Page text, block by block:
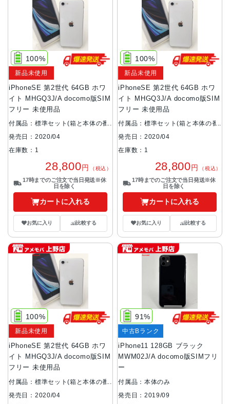
iPhoneSE 第2世代 64GB ホワ
イト MHGQ3J/A docomo版SIM
フリー 未使用品
100%
新品未使用
付属品：標準セット(箱と本体の番
号が異なります。)
発売日：2020/04
在庫数：1
28,800円 （税込）
17時までのご注文で当日発送※休
日を除く
カートに入れる
お気に入り 比較する
iPhoneSE 第2世代 64GB ホワ
イト MHGQ3J/A docomo版SIM
フリー 未使用品
100%
新品未使用
付属品：標準セット(箱と本体の番
号が異なります。)
発売日：2020/04
在庫数：1
28,800円 （税込）
17時までのご注文で当日発送※休
日を除く
カートに入れる
お気に入り 比較する
iPhoneSE 第2世代 64GB ホワ
イト MHGQ3J/A docomo版SIM
フリー 未使用品
100%
新品未使用
付属品：標準セット(箱と本体の番
号が異なります。)
発売日：2020/04
iPhone11 128GB ブラック
MWM02J/A docomo版SIMフリ
ー
91%
中古Bランク
付属品：本体のみ
発売日：2019/09